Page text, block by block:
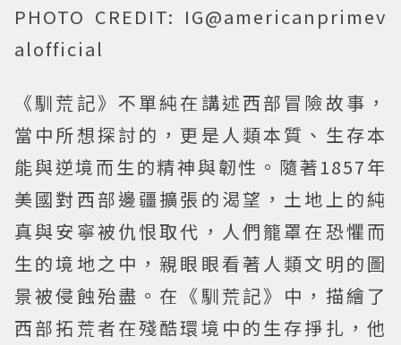
PHOTO CREDIT: IG@americanprimev
alofficial
《馴荒記》不單純在講述西部冒險故事，
當中所想探討的，更是人類本質、生存本
能與逆境而生的精神與韌性。隨著1857年
美國對西部邊疆擴張的渴望，土地上的純
真與安寧被仇恨取代，人們籠罩在恐懼而
生的境地之中，親眼眼看著人類文明的圖
景被侵蝕殆盡。在《馴荒記》中，描繪了
西部拓荒者在殘酷環境中的生存掙扎，他